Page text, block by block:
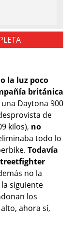
la luz poco
británica
Daytona 900
de
kilos), no
todo lo
Todavía
no la
siguiente
los
ahora sí,